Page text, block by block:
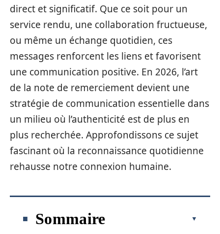
direct et significatif. Que ce soit pour un
service rendu, une collaboration fructueuse,
ou même un échange quotidien, ces
messages renforcent les liens et favorisent
une communication positive. En 2026, l’art
de la note de remerciement devient une
stratégie de communication essentielle dans
un milieu où l’authenticité est de plus en
plus recherchée. Approfondissons ce sujet
fascinant où la reconnaissance quotidienne
rehausse notre connexion humaine.
Sommaire